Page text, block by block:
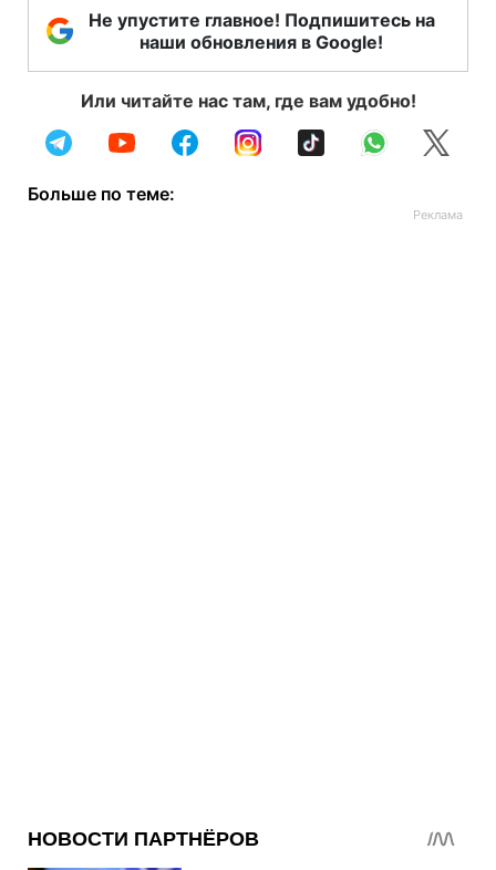
Не упустите главное! Подпишитесь на
наши обновления в Google!
Или читайте нас там, где вам удобно!
Больше по теме: